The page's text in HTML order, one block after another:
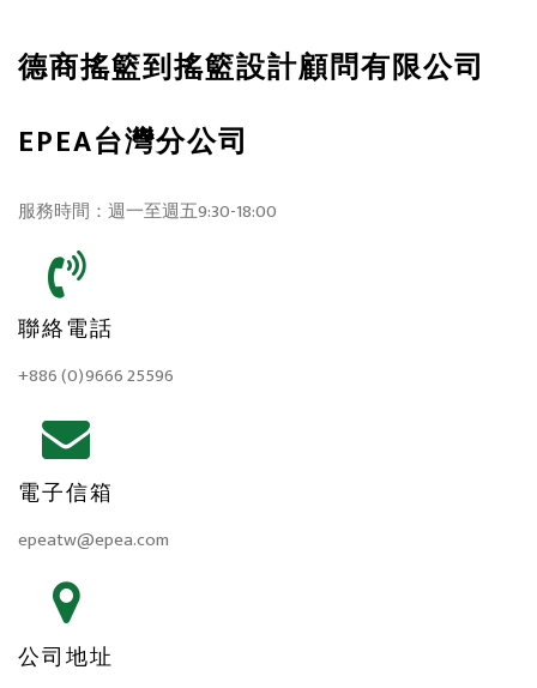
德商搖籃到搖籃設計顧問有限公司
EPEA台灣分公司
服務時間：週一至週五9:30-18:00
聯絡電話
+886 (0)9666 25596
電子信箱
epeatw@epea.com
公司地址